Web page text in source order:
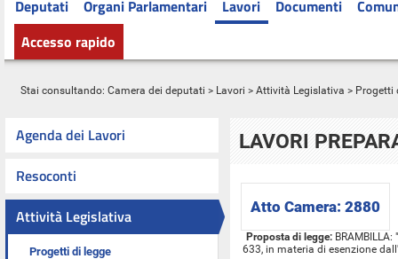
Deputati Organi Parlamentari Lavori Documenti
Accesso rapido
Stai consultando: Camera dei deputati > Lavori > Attività Legislativa > Progetti
Agenda dei Lavori
Resoconti
Attività Legislativa
Progetti di legge
LAVORI
Atto Camera: 2880
Proposta di legge:BRAMBILLA:
633, in materia di esenzione